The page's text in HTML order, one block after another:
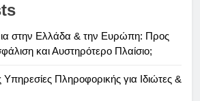
στην Ελλάδα & την Ευρώπη: Προς
και Αυστηρότερο Πλαίσιο;
Πληροφορικής για Ιδιώτες &